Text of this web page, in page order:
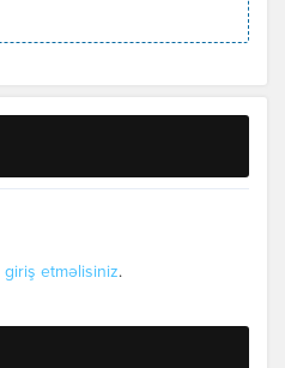
giriş etməlisiniz.